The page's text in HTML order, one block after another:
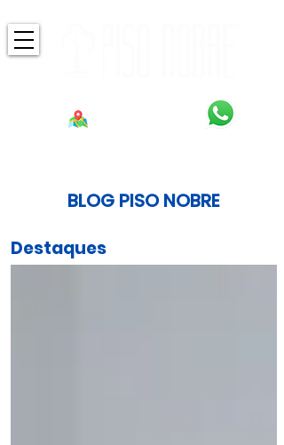
BLOG PISO NOBRE
Destaques